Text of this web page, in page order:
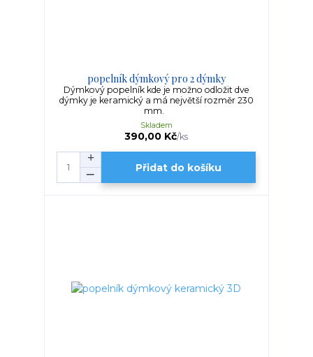
popelník dýmkový pro 2 dýmky
Dýmkový popelník kde je možno odložit dve
dýmky je keramický a má největší rozměr 230
mm.
390,00 Kč/ks
Skladem
Přidat do košíku